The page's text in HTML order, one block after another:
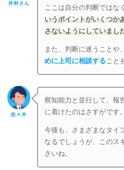
井村さん
ここは自分の判断ではな
いうポイントがいくつか
さないようにしていまし
また、判断に迷うことや
めに上司に相談する こと
佐々木
察知能力と並行して、報
に着けたのはさすがです。
今後も、さまざまなタイ
なるでしょうが、このス
さいね。